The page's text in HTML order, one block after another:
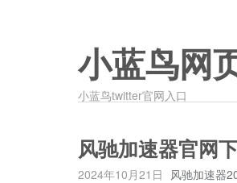
小蓝鸟网
小蓝鸟twitter官网入口
风驰加速器官网
2024年10月21日 风驰加速器